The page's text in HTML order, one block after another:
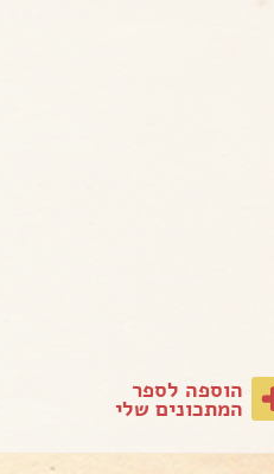
הוספה לספר
המתכונים שלי